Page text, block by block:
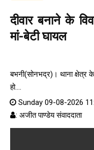
दीवार बनाने के
मां-बेटी घायल
बभनी(सोनभद्र)। थाना क्षेत्र
हो....
Sunday 09-08-2026
: अजीत पाण्डेय संवाददाता